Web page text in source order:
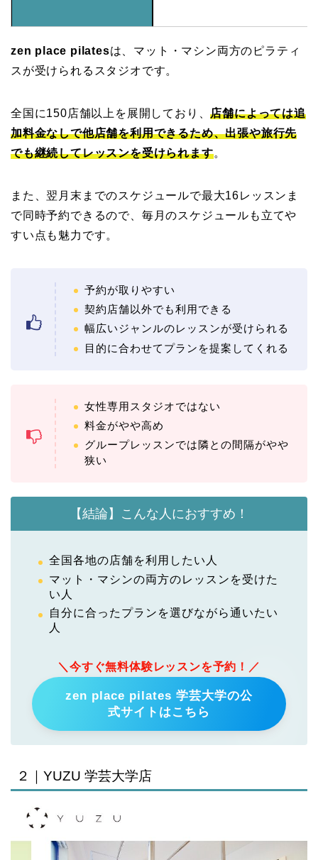
zen place pilatesは、マット・マシン両方のピラティ
スが受けられるスタジオです。
全国に150店舗以上を展開しており、店舗によっては追
加料金なしで他店舗を利用できるため、出張や旅行先
でも継続してレッスンを受けられます。
また、翌月末までのスケジュールで最大16レッスンま
で同時予約できるので、毎月のスケジュールも立てや
すい点も魅力です。
予約が取りやすい
契約店舗以外でも利用できる
幅広いジャンルのレッスンが受けられる
目的に合わせてプランを提案してくれる
女性専用スタジオではない
料金がやや高め
グループレッスンでは隣との間隔がやや
狭い
【結論】こんな人におすすめ！
全国各地の店舗を利用したい人
マット・マシンの両方のレッスンを受けた
い人
自分に合ったプランを選びながら通いたい
人
＼今すぐ無料体験レッスンを予約！／
zen place pilates 学芸大学の公
式サイトはこちら
２｜YUZU 学芸大学店